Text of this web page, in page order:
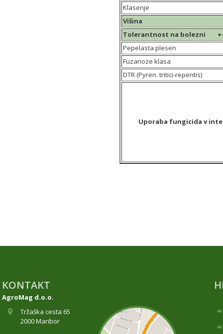
Klasenje
Višina
Tolerantnost na bolezni
Pepelasta plesen
Fuzarioze klasa
DTR (Pyren. tritici-repentis)
Uporaba fungicida v
KONTAKT
AgroMag d.o.o.
Tržaška cesta 65
2000 Maribor